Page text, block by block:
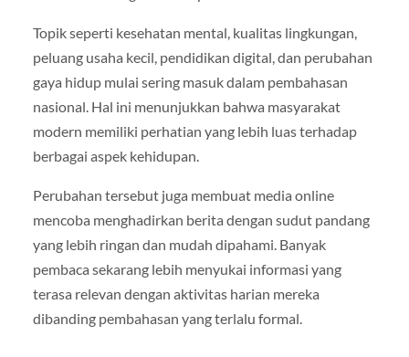
Topik seperti kesehatan mental, kualitas lingkungan,
peluang usaha kecil, pendidikan digital, dan perubahan
gaya hidup mulai sering masuk dalam pembahasan
nasional. Hal ini menunjukkan bahwa masyarakat
modern memiliki perhatian yang lebih luas terhadap
berbagai aspek kehidupan.
Perubahan tersebut juga membuat media online
mencoba menghadirkan berita dengan sudut pandang
yang lebih ringan dan mudah dipahami. Banyak
pembaca sekarang lebih menyukai informasi yang
terasa relevan dengan aktivitas harian mereka
dibanding pembahasan yang terlalu formal.